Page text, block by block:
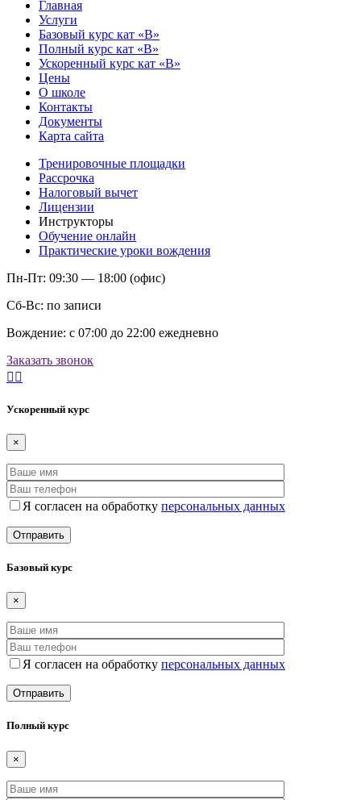
Главная
Услуги
Базовый курс кат «В»
Полный курс кат «В»
Ускоренный курс кат «В»
Цены
О школе
Контакты
Документы
Карта сайта
Тренировочные площадки
Рассрочка
Налоговый вычет
Лицензии
Инструкторы
Обучение онлайн
Практические уроки вождения
+7 (495) 642-22-16
Пн-Пт: 09:30 — 18:00 (офис)
Сб-Вс: по записи
Вождение: с 07:00 до 22:00 ежедневно
Заказать звонок
Ускоренный курс
×
Я согласен на обработку
Базовый курс
×
Я согласен на обработку
Полный курс
×